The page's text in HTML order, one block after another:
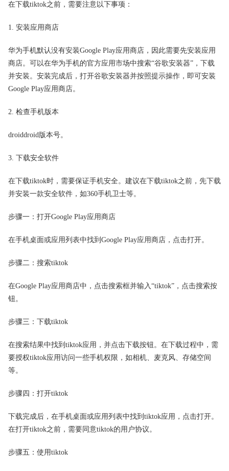
在下载tiktok之前，需要注意以下事项：
1. 安装应用商店
华为手机默认没有安装Google Play应用商店，因此需要先安装应用
商店。可以在华为手机的官方应用市场中搜索“谷歌安装器”，下载
并安装。安装完成后，打开谷歌安装器并按照提示操作，即可安装
Google Play应用商店。
2. 检查手机版本
droiddroid版本号。
3. 下载安全软件
在下载tiktok时，需要保证手机安全。建议在下载tiktok之前，先下载
并安装一款安全软件，如360手机卫士等。
步骤一：打开Google Play应用商店
在手机桌面或应用列表中找到Google Play应用商店，点击打开。
步骤二：搜索tiktok
在Google Play应用商店中，点击搜索框并输入“tiktok”，点击搜索按
钮。
步骤三：下载tiktok
在搜索结果中找到tiktok应用，并点击下载按钮。在下载过程中，需
要授权tiktok应用访问一些手机权限，如相机、麦克风、存储空间
等。
步骤四：打开tiktok
下载完成后，在手机桌面或应用列表中找到tiktok应用，点击打开。
在打开tiktok之前，需要同意tiktok的用户协议。
步骤五：使用tiktok